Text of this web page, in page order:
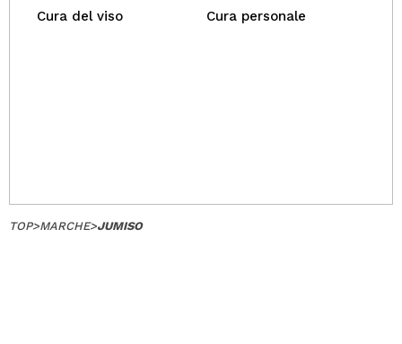
Cura del viso Cura personale
TOP>MARCHE>JUMISO